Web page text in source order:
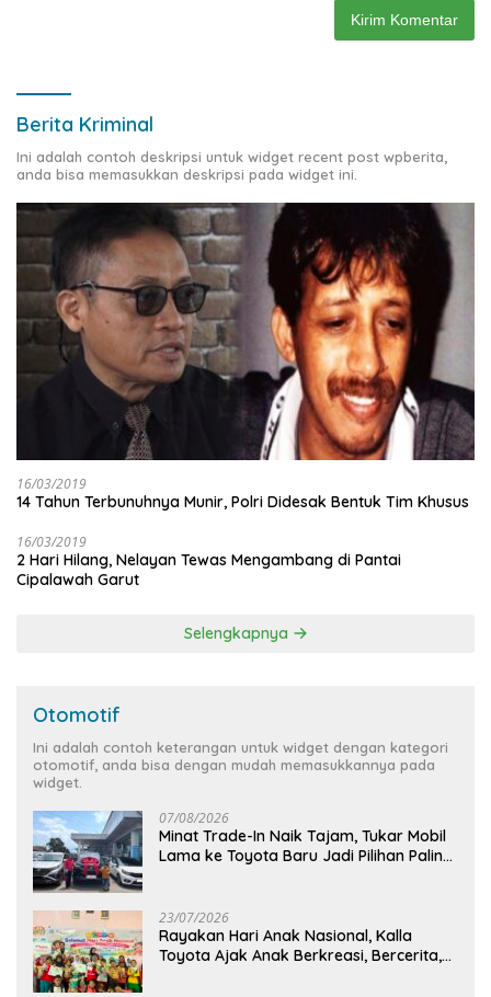
Berita Kriminal
Ini adalah contoh deskripsi untuk widget recent post wpberita,
anda bisa memasukkan deskripsi pada widget ini.
16/03/2019
14 Tahun Terbunuhnya Munir, Polri Didesak Bentuk Tim Khusus
16/03/2019
2 Hari Hilang, Nelayan Tewas Mengambang di Pantai
Cipalawah Garut
Selengkapnya
Otomotif
Ini adalah contoh keterangan untuk widget dengan kategori
otomotif, anda bisa dengan mudah memasukkannya pada
widget.
07/08/2026
Minat Trade-In Naik Tajam, Tukar Mobil
Lama ke Toyota Baru Jadi Pilihan Paling
23/07/2026
Rayakan Hari Anak Nasional, Kalla
Toyota Ajak Anak Berkreasi, Bercerita,